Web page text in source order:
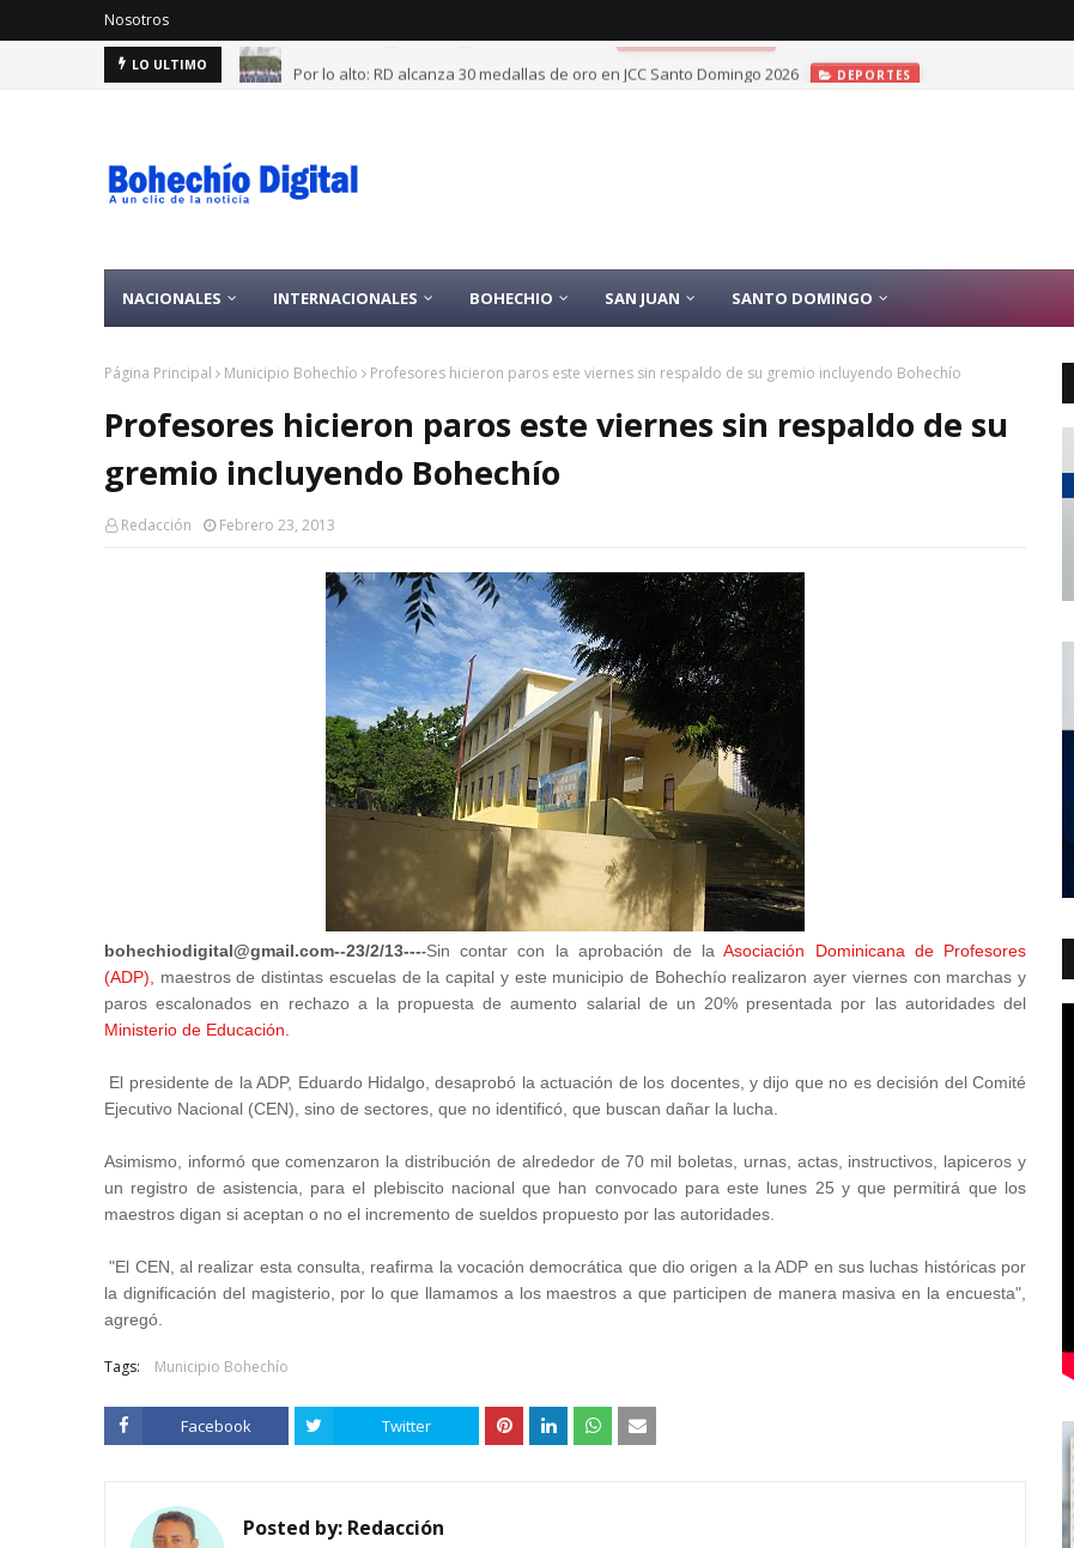
Nosotros
LO ULTIMO Por lo alto: RD alcanza 30 medallas de oro en JCC Santo Domingo 2026 DEPORTES
NACIONALES INTERNACIONALES BOHECHIO SAN JUAN SANTO DOMINGO
Página Principal Municipio Bohechío Profesores hicieron paros este viernes sin respaldo de su gremio incluyendo Bohechío
Profesores hicieron paros este viernes sin respaldo de su
gremio incluyendo Bohechío
Redacción Febrero 23, 2013
bohechiodigital@gmail.com--23/2/13----Sin contar con la aprobación de laAsociación Dominicana de Profesores
(ADP),
maestros de distintas escuelas de la capital y este municipio de Bohechío realizaron ayer viernes con marchas y
paros escalonados en rechazo a la propuesta de aumento salarial de un 20% presentada por las autoridades del
Ministerio de Educación.
El presidente de la ADP, Eduardo Hidalgo, desaprobó la actuación de los docentes, y dijo que no es decisión del Comité
Ejecutivo Nacional (CEN), sino de sectores, que no identificó, que buscan dañar la lucha.
Asimismo, informó que comenzaron la distribución de alrededor de 70 mil boletas, urnas, actas, instructivos, lapiceros y
un registro de asistencia, para el plebiscito nacional que han convocado para este lunes 25 y que permitirá que los
maestros digan si aceptan o no el incremento de sueldos propuesto por las autoridades.
"El CEN, al realizar esta consulta, reafirma la vocación democrática que dio origen a la ADP en sus luchas históricas por
la dignificación del magisterio, por lo que llamamos a los maestros a que participen de manera masiva en la encuesta",
agregó.
Tags: Municipio Bohechío
Facebook Twitter
Posted by: Redacción